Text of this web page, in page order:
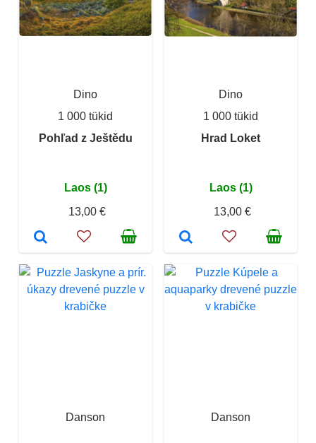
Dino
1 000 tükid
Pohľad z Ještědu
Laos (1)
13,00 €
Dino
1 000 tükid
Hrad Loket
Laos (1)
13,00 €
Danson Danson